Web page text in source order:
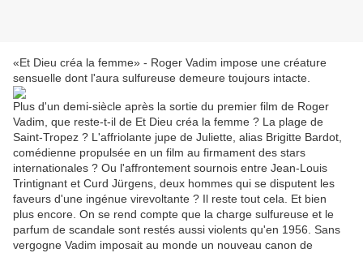
«Et Dieu créa la femme» - Roger Vadim impose une créature
sensuelle dont l'aura sulfureuse demeure toujours intacte.
Plus d'un demi-siècle après la sortie du premier film de Roger
Vadim, que reste-t-il de Et Dieu créa la femme ? La plage de
Saint-Tropez ? L'affriolante jupe de Juliette, alias Brigitte Bardot,
comédienne propulsée en un film au firmament des stars
internationales ? Ou l'affrontement sournois entre Jean-Louis
Trintignant et Curd Jürgens, deux hommes qui se disputent les
faveurs d'une ingénue virevoltante ? Il reste tout cela. Et bien
plus encore. On se rend compte que la charge sulfureuse et le
parfum de scandale sont restés aussi violents qu'en 1956. Sans
vergogne Vadim imposait au monde un nouveau canon de